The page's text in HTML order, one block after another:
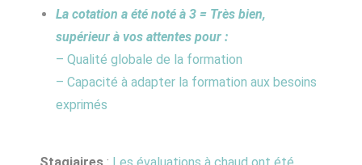
La cotation a été noté à 3 = Très bien,
supérieur à vos attentes pour :
– Qualité globale de la formation
– Capacité à adapter la formation aux besoins
exprimés
Stagiaires: Les évaluations à chaud ont été